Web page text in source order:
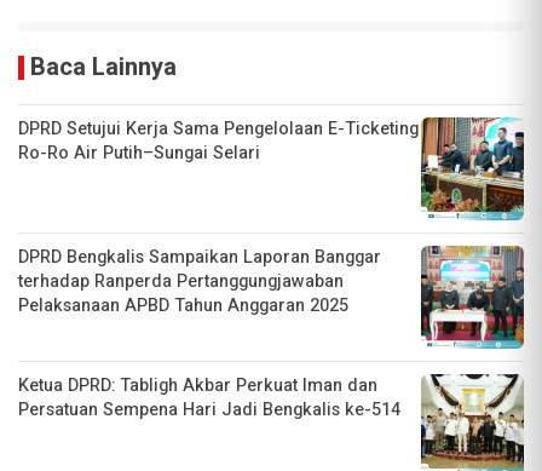
Baca Lainnya
DPRD Setujui Kerja Sama Pengelolaan E-Ticketing
Ro-Ro Air Putih–Sungai Selari
DPRD Bengkalis Sampaikan Laporan Banggar
terhadap Ranperda Pertanggungjawaban
Pelaksanaan APBD Tahun Anggaran 2025
Ketua DPRD: Tabligh Akbar Perkuat Iman dan
Persatuan Sempena Hari Jadi Bengkalis ke-514